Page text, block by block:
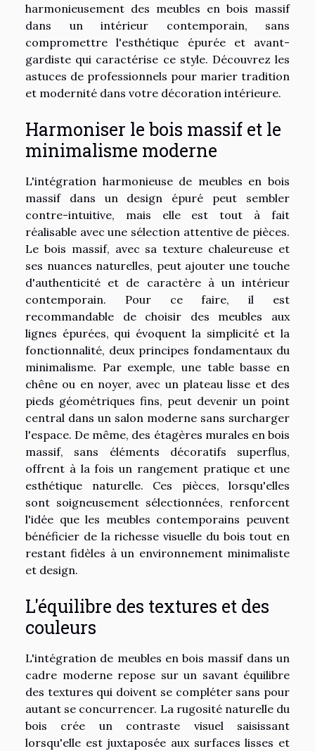
harmonieusement des meubles en bois massif
dans un intérieur contemporain, sans
compromettre l'esthétique épurée et avant-
gardiste qui caractérise ce style. Découvrez les
astuces de professionnels pour marier tradition
et modernité dans votre décoration intérieure.
Harmoniser le bois massif et le
minimalisme moderne
L'intégration harmonieuse de meubles en bois
massif dans un design épuré peut sembler
contre-intuitive, mais elle est tout à fait
réalisable avec une sélection attentive de pièces.
Le bois massif, avec sa texture chaleureuse et
ses nuances naturelles, peut ajouter une touche
d'authenticité et de caractère à un intérieur
contemporain. Pour ce faire, il est
recommandable de choisir des meubles aux
lignes épurées, qui évoquent la simplicité et la
fonctionnalité, deux principes fondamentaux du
minimalisme. Par exemple, une table basse en
chêne ou en noyer, avec un plateau lisse et des
pieds géométriques fins, peut devenir un point
central dans un salon moderne sans surcharger
l'espace. De même, des étagères murales en bois
massif, sans éléments décoratifs superflus,
offrent à la fois un rangement pratique et une
esthétique naturelle. Ces pièces, lorsqu'elles
sont soigneusement sélectionnées, renforcent
l'idée que les meubles contemporains peuvent
bénéficier de la richesse visuelle du bois tout en
restant fidèles à un environnement minimaliste
et design.
L'équilibre des textures et des
couleurs
L'intégration de meubles en bois massif dans un
cadre moderne repose sur un savant équilibre
des textures qui doivent se compléter sans pour
autant se concurrencer. La rugosité naturelle du
bois crée un contraste visuel saisissant
lorsqu'elle est juxtaposée aux surfaces lisses et